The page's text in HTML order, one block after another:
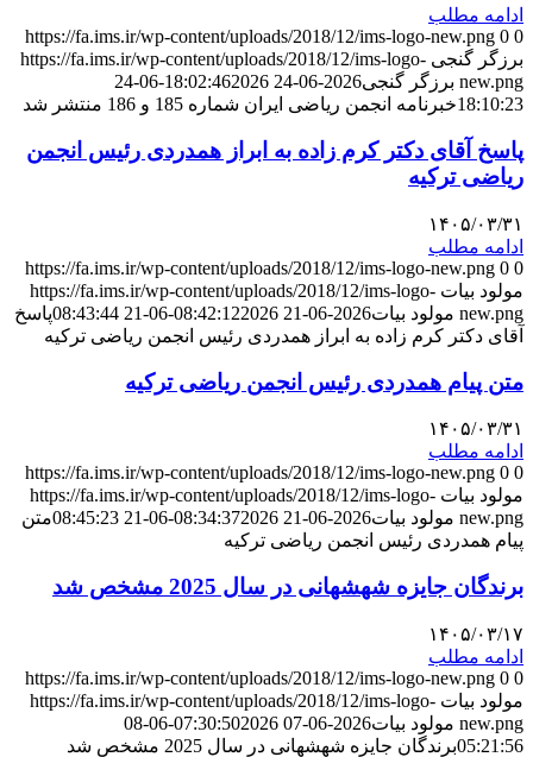
ادامه مطلب
https://fa.ims.ir/wp-content/uploads/2018/12/ims-logo-new.png 0 0
برزگر گنجی https://fa.ims.ir/wp-content/uploads/2018/12/ims-logo-
new.png برزگر گنجی2026-06-24 18:02:46
2026-06-24
18:10:23خبرنامه انجمن ریاضی ایران شماره 185 و 186 منتشر شد
پاسخ آقای دکتر کرم زاده به ابراز همدردی رئیس انجمن
ریاضی ترکیه
۱۴۰۵/۰۳/۳۱
ادامه مطلب
https://fa.ims.ir/wp-content/uploads/2018/12/ims-logo-new.png 0 0
مولود بیات https://fa.ims.ir/wp-content/uploads/2018/12/ims-logo-
new.png مولود بیات2026-06-21 08:42:12
2026-06-21 08:43:44
پاسخ
آقای دکتر کرم زاده به ابراز همدردی رئیس انجمن ریاضی ترکیه
متن پیام همدردی رئیس انجمن ریاضی ترکیه
۱۴۰۵/۰۳/۳۱
ادامه مطلب
https://fa.ims.ir/wp-content/uploads/2018/12/ims-logo-new.png 0 0
مولود بیات https://fa.ims.ir/wp-content/uploads/2018/12/ims-logo-
new.png مولود بیات2026-06-21 08:34:37
2026-06-21 08:45:23
متن
پیام همدردی رئیس انجمن ریاضی ترکیه
برندگان جایزه شهشهانی در سال 2025 مشخص شد
۱۴۰۵/۰۳/۱۷
ادامه مطلب
https://fa.ims.ir/wp-content/uploads/2018/12/ims-logo-new.png 0 0
مولود بیات https://fa.ims.ir/wp-content/uploads/2018/12/ims-logo-
new.png مولود بیات2026-06-07 07:30:50
2026-06-08
05:21:56برندگان جایزه شهشهانی در سال 2025 مشخص شد